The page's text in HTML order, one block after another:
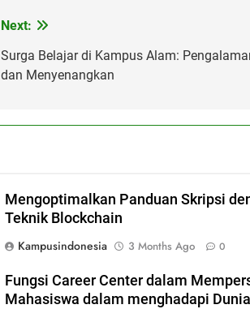
Next:
Surga Belajar di Kampus Alam:
dan Menyenangkan
Mengoptimalkan Panduan Skripsi
Teknik Blockchain
Kampusindonesia
3 Months Ago 0
Fungsi Career Center dalam
Mahasiswa dalam menghadapi Dunia